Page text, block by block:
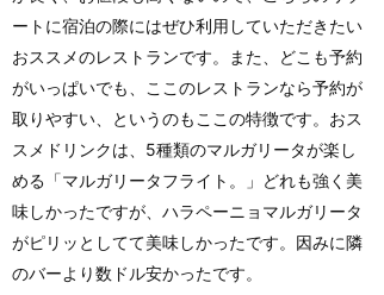
ートに宿泊の際にはぜひ利用していただきたい
おススメのレストランです。また、どこも予約
がいっぱいでも、ここのレストランなら予約が
取りやすい、というのもここの特徴です。おス
スメドリンクは、5種類のマルガリータが楽し
める「マルガリータフライト。」どれも強く美
味しかったですが、ハラペーニョマルガリータ
がピリッとしてて美味しかったです。因みに隣
のバーより数ドル安かったです。